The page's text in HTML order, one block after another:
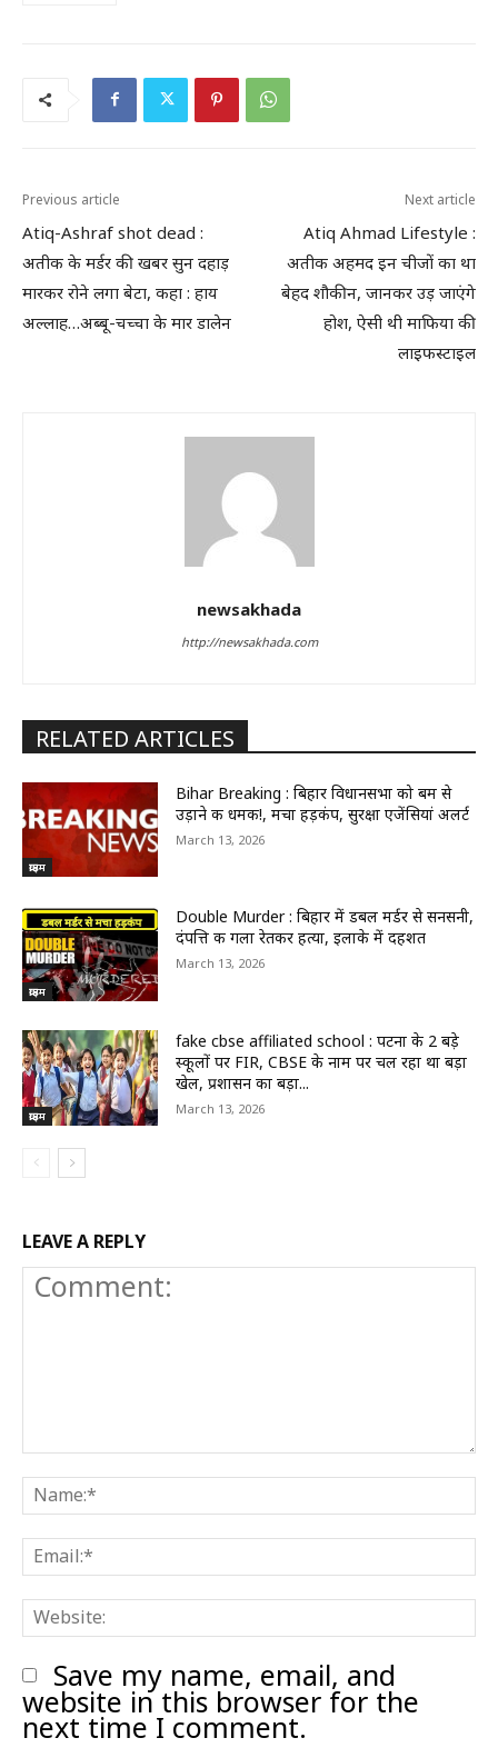
Previous article
Atiq-Ashraf shot dead :
अतीक के मर्डर की खबर सुन दहाड़
मारकर रोने लगा बेटा, कहा : हाय
अल्लाह…अब्बू-चच्चा के मार डालेन
Next article
Atiq Ahmad Lifestyle :
अतीक अहमद इन चीजों का था
बेहद शौकीन, जानकर उड़ जाएंगे
होश, ऐसी थी माफिया की
लाइफस्टाइल
newsakhada
http://newsakhada.com
RELATED ARTICLES
क्राइम
Bihar Breaking : बिहार विधानसभा को बम से
उड़ाने की धमकी!, मचा हड़कंप, सुरक्षा एजेंसियां अलर्ट
March 13, 2026
क्राइम
Double Murder : बिहार में डबल मर्डर से सनसनी,
दंपत्ति की गला रेतकर हत्या, इलाके में दहशत
March 13, 2026
क्राइम
fake cbse affiliated school : पटना के 2 बड़े
स्कूलों पर FIR, CBSE के नाम पर चल रहा था बड़ा
खेल, प्रशासन का बड़ा...
March 13, 2026
LEAVE A REPLY
Comment:
Save my name, email, and
website in this browser for the
next time I comment.